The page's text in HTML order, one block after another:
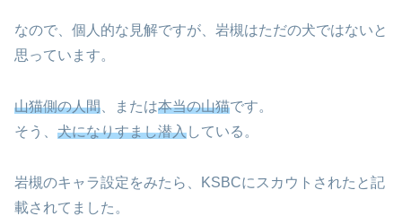
なので、個人的な見解ですが、岩槻はただの犬ではないと
思っています。
山猫側の人間 、または本当の山猫です。
そう、 犬になりすまし潜入している。
岩槻のキャラ設定をみたら、KSBCにスカウトされたと記
載されてました。